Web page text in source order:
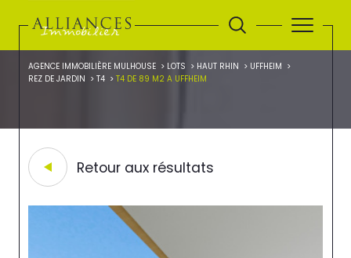
AGENCE IMMOBILIÈRE MULHOUSE LOTS HAUT RHIN
UFFHEIM
REZ DE JARDIN
T4 T4 DE 89 M2 A UFFHEIM
Retour aux résultats